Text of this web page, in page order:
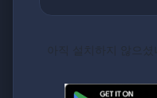
아직 설치하지 않으